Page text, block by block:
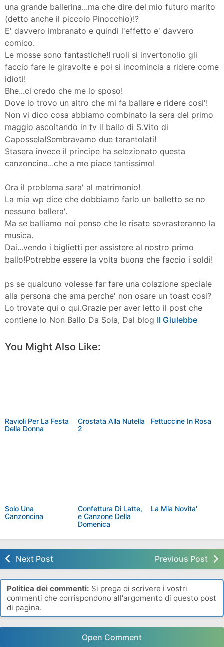
una grande ballerina...ma che dire del mio futuro marito
(detto anche il piccolo Pinocchio)!?
E' davvero imbranato e quindi l'effetto e' davvero
comico.
Le mosse sono fantastiche!I ruoli si invertono!io gli
faccio fare le giravolte e poi si incomincia a ridere come
idioti!
Bhe...ci credo che me lo sposo!
Dove lo trovo un altro che mi fa ballare e ridere cosi'!
Non vi dico cosa abbiamo combinato la sera del primo
maggio ascoltando in tv il ballo di S.Vito di
Capossela!Sembravamo due tarantolati!
Stasera invece il principe ha selezionato questa
canzoncina...che a me piace tantissimo!
Ora il problema sara' al matrimonio!
La mia wp dice che dobbiamo farlo un balletto se no
nessuno ballera'.
Ma se balliamo noi penso che le risate sovrasteranno la
musica.
Dai...vendo i biglietti per assistere al nostro primo
ballo!Potrebbe essere la volta buona che faccio i soldi!
ps se qualcuno volesse far fare una colazione speciale
alla persona che ama perche' non osare un toast cosi?
Lo trovate qui o qui.Grazie per aver letto il post che
contiene Io Non Ballo Da Sola, Dal blog Il Giulebbe
You Might Also Like:
Ravioli Per La Festa
Della Donna
Crostata Alla Nutella
2
Fettuccine In Rosa
Solo Una
Canzoncina
Confettura Di Latte,
e Canzone Della
Domenica
La Mia Novita'
Next Post Previous Post
Politica dei commenti: Si prega di scrivere i vostri
commenti che corrispondono all'argomento di questo post
di pagina.
Open Comment